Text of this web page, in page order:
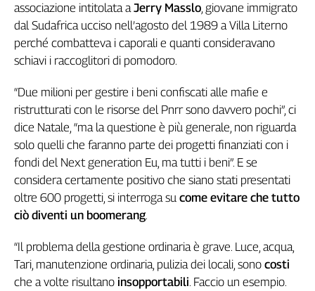
La
settimana
Collettiva
Girasoli
Sassolino
Linea
Economica
Tech
It
Easy
Inserti
Diffusa
InFlai
associazione intitolata aJerry Masslo, giovane immigrato
dal Sudafrica ucciso nell’agosto del 1989 a Villa Literno
perché combatteva i caporali e quanti consideravano
schiavi i raccoglitori di pomodoro.
“Due milioni per gestire i beni confiscati alle mafie e
ristrutturati con le risorse del Pnrr sono davvero pochi”, ci
dice Natale, “ma la questione è più generale, non riguarda
solo quelli che faranno parte dei progetti finanziati con i
fondi del Next generation Eu, ma tutti i beni”. E se
considera certamente positivo che siano stati presentati
oltre 600 progetti, si interroga su come evitare che tutto
ciò diventi un boomerang.
“Il problema della gestione ordinaria è grave. Luce, acqua,
Tari, manutenzione ordinaria, pulizia dei locali, sono costi
che a volte risultano insopportabili. Faccio un esempio.